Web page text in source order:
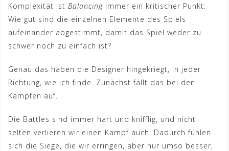
Komplexität ist Balancing immer ein kritischer Punkt:
Wie gut sind die einzelnen Elemente des Spiels
aufeinander abgestimmt, damit das Spiel weder zu
schwer noch zu einfach ist?
Genau das haben die Designer hingekriegt, in jeder
Richtung, wie ich finde. Zunächst fällt das bei den
Kämpfen auf.
Die Battles sind immer hart und knifflig, und nicht
selten verlieren wir einen Kampf auch. Dadurch fühlen
sich die Siege, die wir erringen, aber nur umso besser,